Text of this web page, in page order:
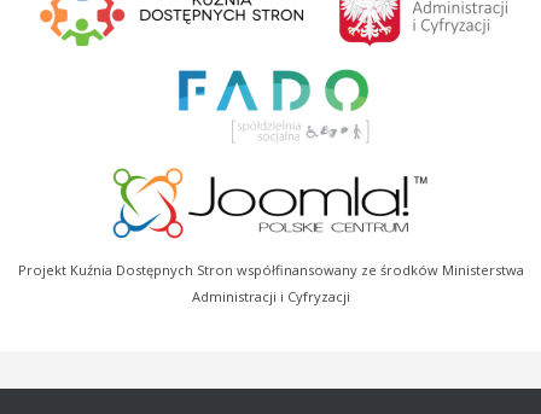
Projekt Kuźnia Dostępnych Stron współfinansowany ze środków Ministerstwa
Administracji i Cyfryzacji